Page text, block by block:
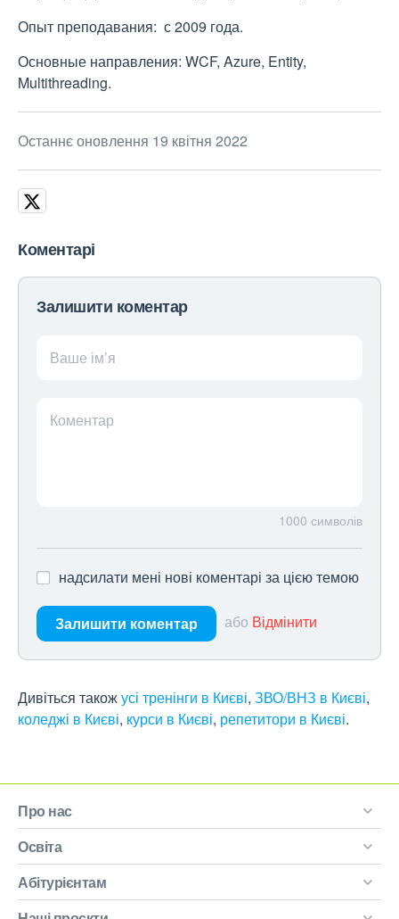
Опыт преподавания: с 2009 года.
Основные направления: WCF, Azure, Entity,
Multithreading.
Останнє оновлення 19 квітня 2022
Коментарі
Залишити коментар
Ваше ім’я
Коментар
1000 символів
надсилати мені нові коментарі за цією темою
Залишити коментар або Відмінити
Дивіться такожусі тренінги в Києві, ЗВО/ВНЗ в Києві,
коледжі в Києві, курси в Києві, репетитори в Києві.
Про нас
Освіта
Абітурієнтам